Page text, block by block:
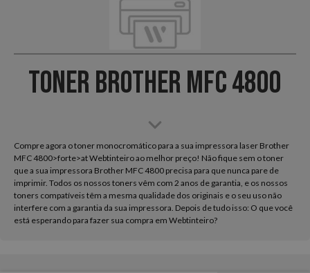
Toner Brother MFC 4800
Compre agora o toner monocromático para a sua impressora laser Brother
MFC 4800>forte>at Webtinteiro ao melhor preço! Não fique sem o toner
que a sua impressora Brother MFC 4800 precisa para que nunca pare de
imprimir. Todos os nossos toners vêm com 2 anos de garantia, e os nossos
toners compatíveis têm a mesma qualidade dos originais e o seu uso não
interfere com a garantia da sua impressora. Depois de tudo isso: O que você
está esperando para fazer sua compra em Webtinteiro?